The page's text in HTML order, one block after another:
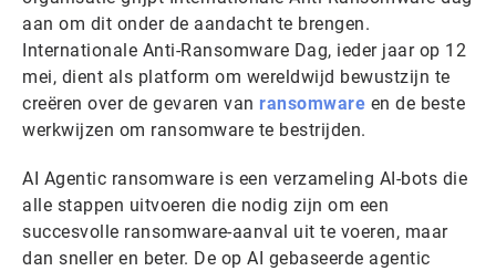
aan om dit onder de aandacht te brengen.
Internationale Anti-Ransomware Dag, ieder jaar op 12
mei, dient als platform om wereldwijd bewustzijn te
creëren over de gevaren van ransomware en de beste
werkwijzen om ransomware te bestrijden.
AI Agentic ransomware is een verzameling AI-bots die
alle stappen uitvoeren die nodig zijn om een
succesvolle ransomware-aanval uit te voeren, maar
dan sneller en beter. De op AI gebaseerde agentic